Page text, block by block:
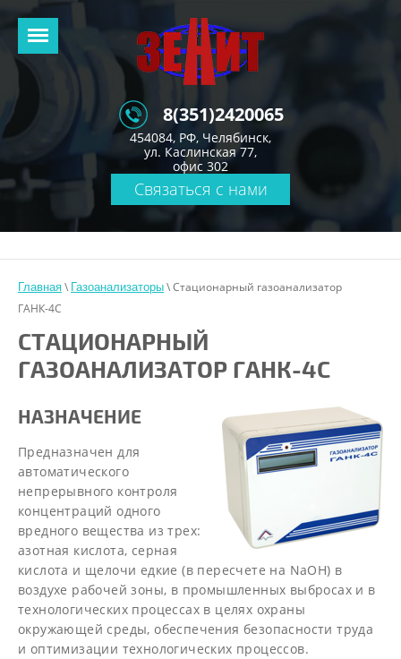
8(351)2420065
454084, РФ, Челябинск,
ул. Каслинская 77,
офис 302
Связаться с нами
Главная \ Газоанализаторы \ Стационарный газоанализатор
ГАНК-4С
СТАЦИОНАРНЫЙ
ГАЗОАНАЛИЗАТОР ГАНК-4С
НАЗНАЧЕНИЕ
Предназначен для
автоматического
непрерывного контроля
концентраций одного
вредного вещества из трех:
азотная кислота, серная
кислота и щелочи едкие (в пересчете на NаОН) в
воздухе рабочей зоны, в промышленных выбросах и в
технологических процессах в целях охраны
окружающей среды, обеспечения безопасности труда
и оптимизации технологических процессов.